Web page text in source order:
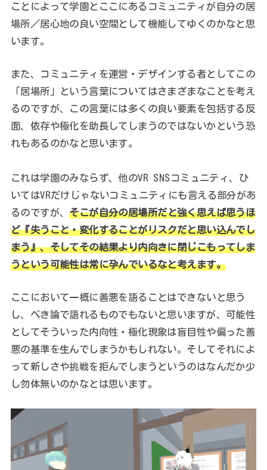
ことによって学園とここにあるコミュニティが自分の居
場所／居心地の良い空間として機能してゆくのかなと思
います。
また、コミュニティを運営・デザインする者としてこの
「居場所」という言葉についてはさまざまなことを考え
るのですが、この言葉には多くの良い要素を包括する反
面、依存や極化を助長してしまうのではないかという恐
れもあるのかなと思います。
これは学園のみならず、他のVR SNSコミュニティ、ひ
いてはVRだけじゃないコミュニティにも言える部分があ
るのですが、そこが自分の居場所だと強く思えば思うほ
ど『失うこと・変化することがリスクだと思い込んでし
まう』、そしてその結果より内向きに閉じこもってしま
うという可能性は常に孕んでいるなと考えます。
ここにおいて一概に善悪を語ることはできないと思う
し、べき論で語れるものでもないと思いますが、可能性
としてそういった内向性・極化現象は盲目性や偏った善
悪の基準を生んでしまうかもしれない。そしてそれによ
って新しさや挑戦を拒んでしまうというのはなんだか少
し勿体無いのかなとは思います。